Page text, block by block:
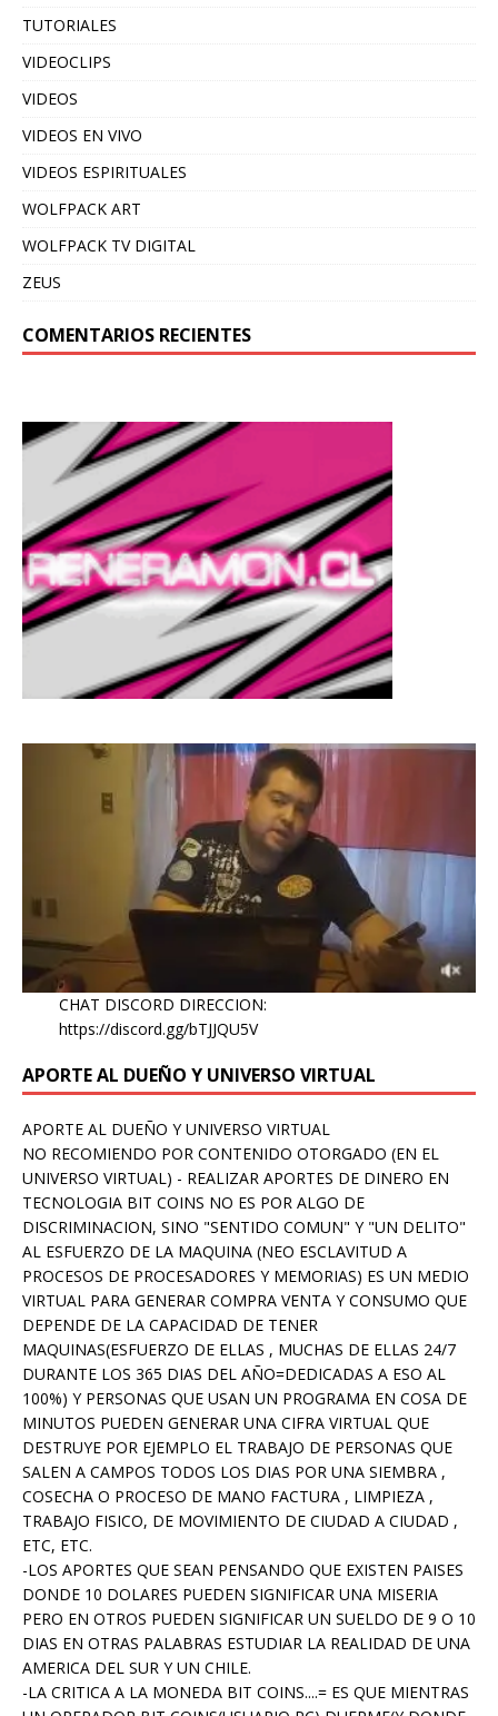
TUTORIALES
VIDEOCLIPS
VIDEOS
VIDEOS EN VIVO
VIDEOS ESPIRITUALES
WOLFPACK ART
WOLFPACK TV DIGITAL
ZEUS
COMENTARIOS RECIENTES
CHAT DISCORD DIRECCION:
https://discord.gg/bTJJQU5V
APORTE AL DUEÑO Y UNIVERSO VIRTUAL
APORTE AL DUEÑO Y UNIVERSO VIRTUAL
NO RECOMIENDO POR CONTENIDO OTORGADO (EN EL
UNIVERSO VIRTUAL) - REALIZAR APORTES DE DINERO EN
TECNOLOGIA BIT COINS NO ES POR ALGO DE
DISCRIMINACION, SINO "SENTIDO COMUN" Y "UN DELITO"
AL ESFUERZO DE LA MAQUINA (NEO ESCLAVITUD A
PROCESOS DE PROCESADORES Y MEMORIAS) ES UN MEDIO
VIRTUAL PARA GENERAR COMPRA VENTA Y CONSUMO QUE
DEPENDE DE LA CAPACIDAD DE TENER
MAQUINAS(ESFUERZO DE ELLAS , MUCHAS DE ELLAS 24/7
DURANTE LOS 365 DIAS DEL AÑO=DEDICADAS A ESO AL
100%) Y PERSONAS QUE USAN UN PROGRAMA EN COSA DE
MINUTOS PUEDEN GENERAR UNA CIFRA VIRTUAL QUE
DESTRUYE POR EJEMPLO EL TRABAJO DE PERSONAS QUE
SALEN A CAMPOS TODOS LOS DIAS POR UNA SIEMBRA ,
COSECHA O PROCESO DE MANO FACTURA , LIMPIEZA ,
TRABAJO FISICO, DE MOVIMIENTO DE CIUDAD A CIUDAD ,
ETC, ETC.
-LOS APORTES QUE SEAN PENSANDO QUE EXISTEN PAISES
DONDE 10 DOLARES PUEDEN SIGNIFICAR UNA MISERIA
PERO EN OTROS PUEDEN SIGNIFICAR UN SUELDO DE 9 O 10
DIAS EN OTRAS PALABRAS ESTUDIAR LA REALIDAD DE UNA
AMERICA DEL SUR Y UN CHILE.
-LA CRITICA A LA MONEDA BIT COINS....= ES QUE MIENTRAS